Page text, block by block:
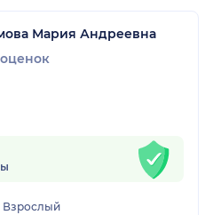
Мария Андреевна
Взрослый